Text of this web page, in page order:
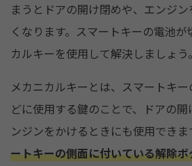
まうとドアの開け閉めや、エンジ
くなります。スマートキーの電池
カルキーを使用して解決しましょう。
メカニカルキーとは、スマートキ
どに使用する鍵のことで、ドアの
ンジンをかけるときにも使用できま
ートキーの側面に付いている解除